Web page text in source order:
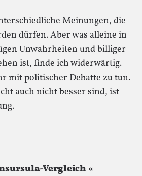
Meinungen, die
dürfen. Aber was alleine in
Unwahrheiten und billiger
ist, finde ich widerwärtig.
mit politischer Debatte zu tun.
auch nicht besser sind, ist
Vergleich «